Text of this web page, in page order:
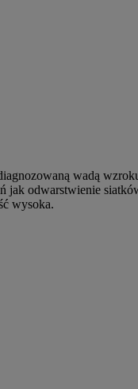
wadą
odwarstwienie
wysoka.